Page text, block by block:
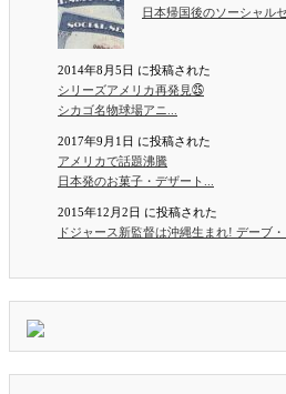
日本帰国後のソーシャル
2014年8月5日 に投稿された
シリーズアメリカ再発見㉕
シカゴ名物球場アニ...
2017年9月1日 に投稿された
アメリカで話題沸騰
日本発のお菓子・デザート...
2015年12月2日 に投稿された
ドジャース新監督は沖縄生まれ! デーブ・